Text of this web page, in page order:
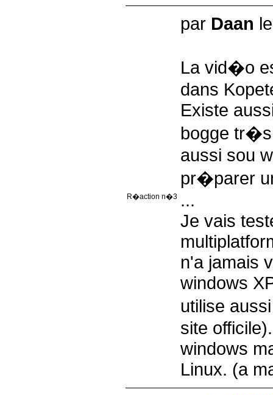
R�action n�3
par Daan
La vid�o
dans
Existe
bogge tr�s
aussi sou
pr�parer
...
Je vais
n'a jamais
windows
utilise
site
windows
Linux. (a